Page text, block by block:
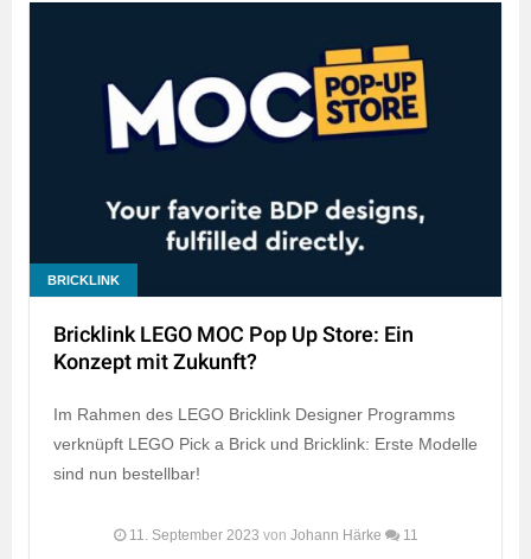
BRICKLINK
Bricklink LEGO MOC Pop Up Store: Ein
Konzept mit Zukunft?
Im Rahmen des LEGO Bricklink Designer Programms
verknüpft LEGO Pick a Brick und Bricklink: Erste Modelle
sind nun bestellbar!
11. September 2023 von Johann Härke 11